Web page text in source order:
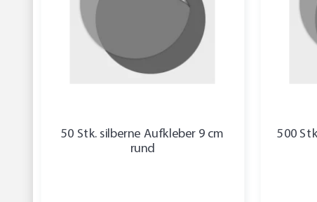
50 Stk. silberne Aufkleber 9 cm
rund
500